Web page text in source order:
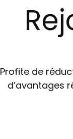
Profite de
d’avantages